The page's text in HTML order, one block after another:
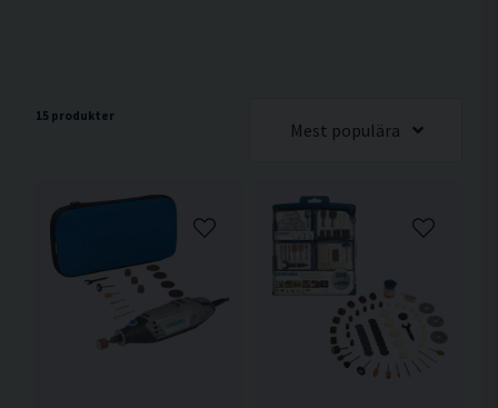
15 produkter
Mest populära